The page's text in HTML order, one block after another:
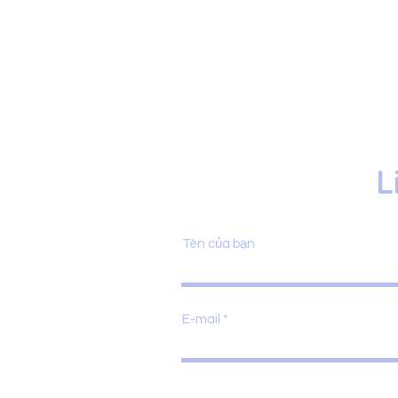
Tên của bạn
E-mail